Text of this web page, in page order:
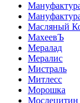
Масляный
МахеевЪ
Мералад
Мералис
Мистраль
Митлесс
Морошка
Мослецитин